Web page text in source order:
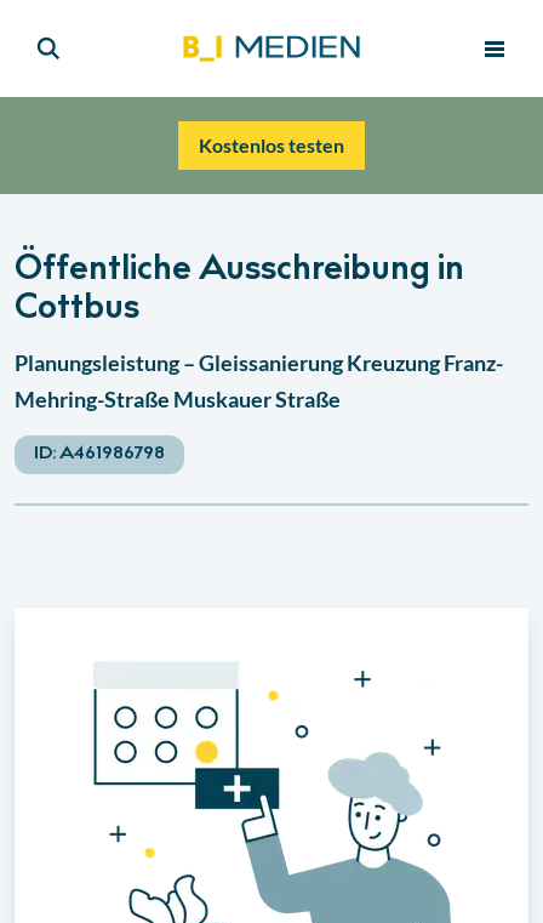
Kostenlos testen
Öffentliche Ausschreibung in
Cottbus
Planungsleistung – Gleissanierung Kreuzung Franz-
Mehring-Straße Muskauer Straße
ID:A461986798